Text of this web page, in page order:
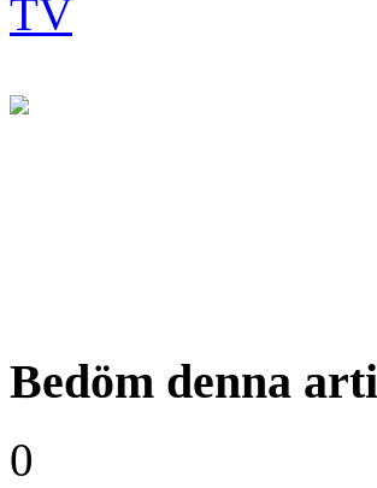
Bedöm denna
0